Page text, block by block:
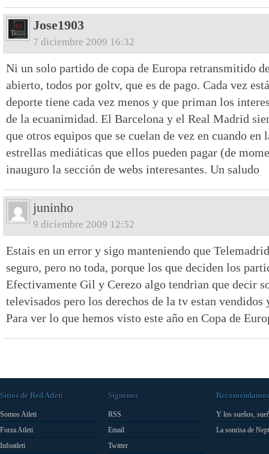
Jose1903
7 diciembre 2009 16:32
Ni un solo partido de copa de Europa retransmitido
abierto, todos por goltv, que es de pago. Cada vez
deporte tiene cada vez menos y que priman los
de la ecuanimidad. El Barcelona y el Real Madrid
que otros equipos que se cuelan de vez en cuando en
estrellas mediáticas que ellos pueden pagar (de
inauguro la sección de webs interesantes. Un saludo
juninho
9 diciembre 2009 12:52
Estais en un error y sigo manteniendo que
seguro, pero no toda, porque los que deciden los
Efectivamente Gil y Cerezo algo tendrian que decir
televisados pero los derechos de la tv estan
Para ver lo que hemos visto este año en Copa de
Sitios de Red Atleti
Somos Atleti
Forza Atleti
Infoatleti
Síguenos
RSS
Email
Twitter
Recomendamos
Y los sueños,
La sonrisa de